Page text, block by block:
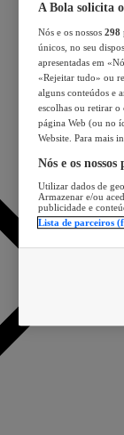
A Bola solicita
Nós e os nossos 298
únicos, no seu
apresentadas em
«Rejeitar tudo» ou
alguns conteúdos e
escolhas ou retirar
página Web (ou no
Website. Para mais
Nós e os
Utilizar dados de
Armazenar e/ou
publicidade e
Lista de parceiros